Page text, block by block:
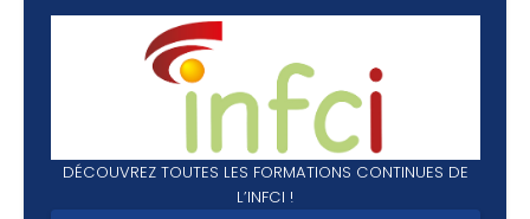
DÉCOUVREZ TOUTES LES FORMATIONS CONTINUES DE
L’INFCI !